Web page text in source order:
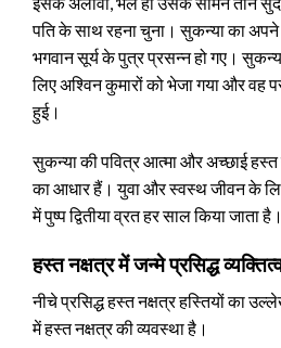
पति के साथ रहना चुना। सुकन्या का
भगवान सूर्य के पुत्र प्रसन्न हो गए।
लिए अश्विन कुमारों को भेजा गया और वह
हुई।
सुकन्या की पवित्र आत्मा और अच्छाई
का आधार हैं। युवा और स्वस्थ जीवन के
में पुष्प द्वितीया व्रत हर साल किया जाता है।
हस्त नक्षत्र में जन्मे प्रसिद्ध
नीचे प्रसिद्ध हस्त नक्षत्र हस्तियों का
में हस्त नक्षत्र की व्यवस्था है।